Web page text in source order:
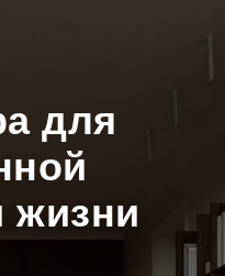
для
жизни